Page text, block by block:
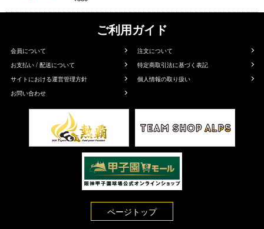
ご利用ガイド
会員について
注文について
お支払い / 配送について
特定商取引法に基づく表記
サイトにおける運営管理方針
個人情報の取り扱い
お問い合わせ
ページトップ